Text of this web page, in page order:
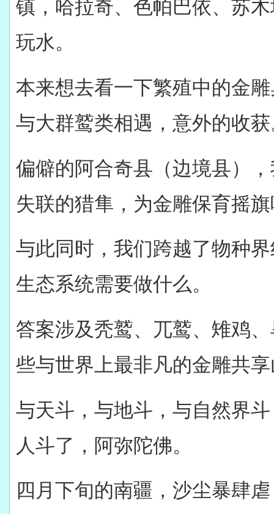
镇，哈拉奇、色帕巴依、苏
玩水。
本来想去看一下繁殖中的金
与大群鹫类相遇，意外的收
偏僻的阿合奇县（边境县）
失联的猎隼，为金雕保育摇
与此同时，我们跨越了物种
生态系统需要做什么。
答案涉及秃鹫、兀鹫、雉鸡
些与世界上最非凡的金雕共
与天斗，与地斗，与自然界
人斗了，阿弥陀佛。
四月下旬的南疆，沙尘暴肆